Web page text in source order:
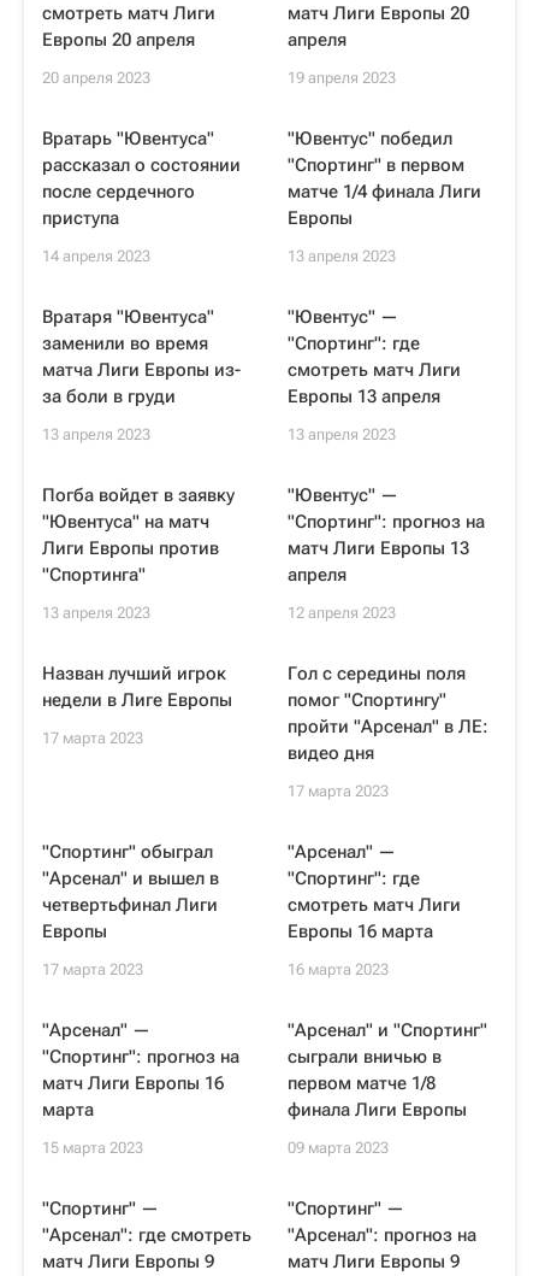
смотреть матч Лиги
Европы 20 апреля
20 апреля 2023
матч Лиги Европы 20
апреля
19 апреля 2023
Вратарь "Ювентуса"
рассказал о состоянии
после сердечного
приступа
14 апреля 2023
"Ювентус" победил
"Спортинг" в первом
матче 1/4 финала Лиги
Европы
13 апреля 2023
Вратаря "Ювентуса"
заменили во время
матча Лиги Европы из-
за боли в груди
13 апреля 2023
"Ювентус" —
"Спортинг": где
смотреть матч Лиги
Европы 13 апреля
13 апреля 2023
Погба войдет в заявку
"Ювентуса" на матч
Лиги Европы против
"Спортинга"
13 апреля 2023
"Ювентус" —
"Спортинг": прогноз на
матч Лиги Европы 13
апреля
12 апреля 2023
Назван лучший игрок
недели в Лиге Европы
17 марта 2023
Гол с середины поля
помог "Спортингу"
пройти "Арсенал" в ЛЕ:
видео дня
17 марта 2023
"Спортинг" обыграл
"Арсенал" и вышел в
четвертьфинал Лиги
Европы
17 марта 2023
"Арсенал" —
"Спортинг": где
смотреть матч Лиги
Европы 16 марта
16 марта 2023
"Арсенал" —
"Спортинг": прогноз на
матч Лиги Европы 16
марта
15 марта 2023
"Арсенал" и "Спортинг"
сыграли вничью в
первом матче 1/8
финала Лиги Европы
09 марта 2023
"Спортинг" —
"Арсенал": где смотреть
матч Лиги Европы 9
"Спортинг" —
"Арсенал": прогноз на
матч Лиги Европы 9